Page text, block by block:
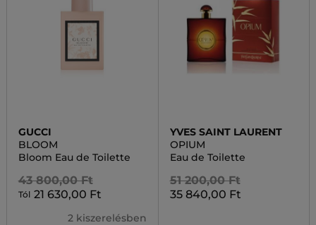
GUCCI
BLOOM
Bloom Eau de Toilette
43 800,00 Ft
Tól 21 630,00 Ft
2 kiszerelésben
YVES SAINT LAURENT
OPIUM
Eau de Toilette
51 200,00 Ft
35 840,00 Ft